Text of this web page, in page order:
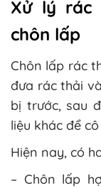
Xử lý rác
chôn lấp
Chôn lấp rác
đưa rác thải
bị trước, sau
liệu khác để
Hiện nay, có
– Chôn lấp